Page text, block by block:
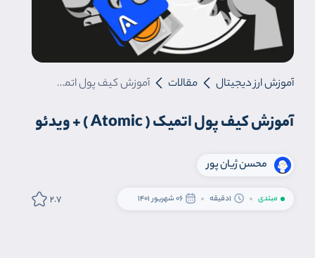
آموزش ارز دیجیتال مقالات آموزش کیف پول اتمیک ( Atomic ) + ویدئو
آموزش کیف پول اتمیک ( Atomic ) + ویدئو
محسن ژیان پور
مبتدی 1دقیقه 06 شهریور 1401 2.7